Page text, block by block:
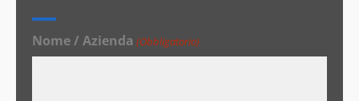
Nome / Azienda (Obbligatorio)